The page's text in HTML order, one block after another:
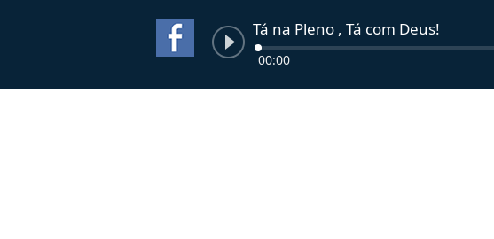
Tá na Pleno , Tá com Deus!
00:00